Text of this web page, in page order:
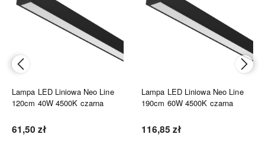
Lampa LED Liniowa Neo Line
120cm 40W 4500K czarna
61,50 zł
Lampa LED Liniowa Neo Line
190cm 60W 4500K czarna
116,85 zł